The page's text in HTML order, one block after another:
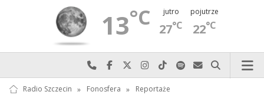
13°C jutro
27°C
pojutrze
22°C
Najlepiej po prostu do nas zadzwoń
Odwiedź nas na Facebook-u
Odwiedź nas na X
Odwiedź nas na Instagram-ie
Odwiedź nas na TikTok-u
Szukaj nas na Spotify
Wyślij do nas
Szukaj
Radio Szczecin » Fonosfera » Reportaże